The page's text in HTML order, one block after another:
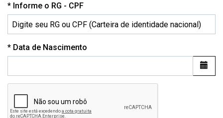
Informe o RG - CPFObrigatório/
Data de Nascimento